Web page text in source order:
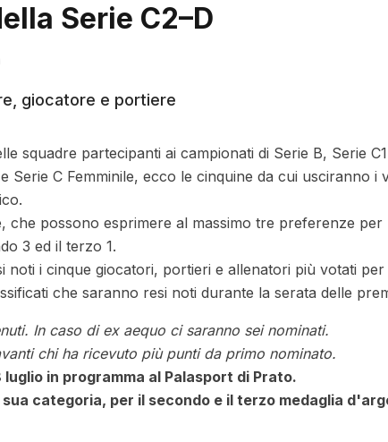
Serie C2–D
giocatore e portiere
squadre partecipanti ai campionati di Serie B, Serie
Serie C Femminile, ecco le cinquine da cui usciranno i
che possono esprimere al massimo tre preferenze
3 ed il terzo 1.
noti i cinque giocatori, portieri e allenatori più votati per
che saranno resi noti durante la serata delle
In caso di ex aequo ci saranno sei nominati.
chi ha ricevuto più punti da primo nominato.
in programma al Palasport di Prato.
categoria, per il secondo e il terzo medaglia